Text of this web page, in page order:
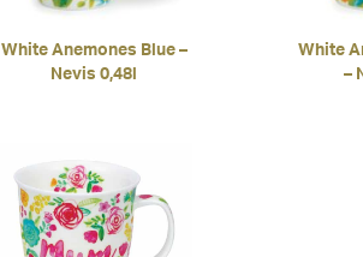
White Anemones Blue –
Nevis 0,48l
White
–